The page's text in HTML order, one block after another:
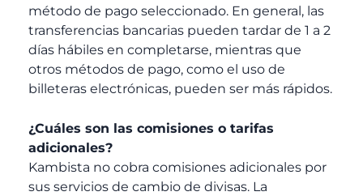
método de pago seleccionado. En general, las
transferencias bancarias pueden tardar de 1 a 2
días hábiles en completarse, mientras que
otros métodos de pago, como el uso de
billeteras electrónicas, pueden ser más rápidos.
¿Cuáles son las comisiones o tarifas
adicionales?
Kambista no cobra comisiones adicionales por
sus servicios de cambio de divisas. La